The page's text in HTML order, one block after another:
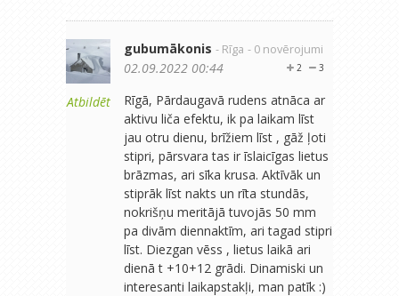
Atbildēt
gubumākonis - Rīga - 0 novērojumi
3
2
02.09.2022 00:44
Rīgā, Pārdaugavā rudens atnāca ar
aktivu liča efektu, ik pa laikam līst
jau otru dienu, brīžiem līst , gāž ļoti
stipri, pārsvara tas ir īslaicīgas lietus
brāzmas, ari sīka krusa. Aktīvāk un
stiprāk līst nakts un rīta stundās,
nokrišņu meritājā tuvojās 50 mm
pa divām diennaktīm, ari tagad stipri
līst. Diezgan vēss , lietus laikā ari
dienā t +10+12 grādi. Dinamiski un
interesanti laikapstakļi, man patīk :)